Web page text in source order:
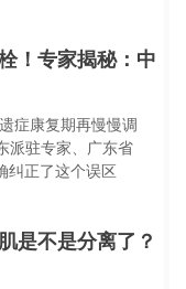
！专家揭秘：中
症康复期再慢慢调
派驻专家、广东省
纠正了这个误区
是不是分离了？